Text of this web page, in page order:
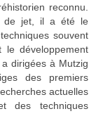
reconnu.
de jet, il a été le
souvent
le développement
dirigées à Mutzig
des premiers
actuelles
des techniques